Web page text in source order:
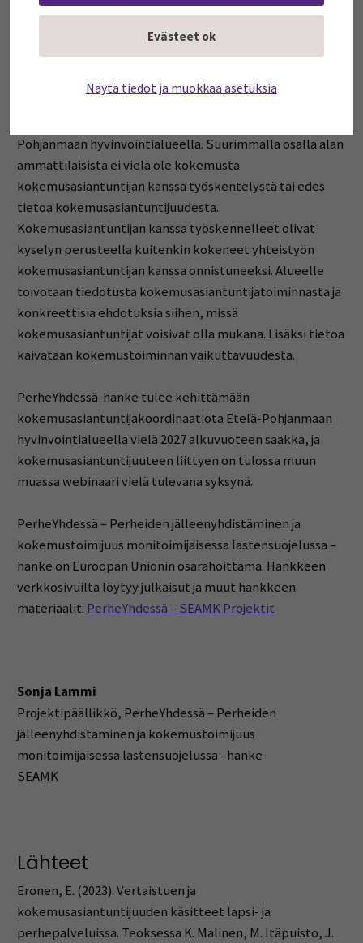
Evästeet ok
Näytä tiedot ja muokkaa asetuksia
Hankkeessa vuonna 2024 teetetyn, lastensuojelun
ammattilaisille, kokemusasiantuntijoille ja asiakkaille
suunnatun kyselyn perusteella
Pohjanmaan hyvinvointialueella. Suurimmalla osalla alan
ammattilaisista ei vielä ole kokemusta
kokemusasiantuntijan kanssa työskentelystä tai edes
tietoa kokemusasiantuntijuudesta.
Kokemusasiantuntijan kanssa työskennelleet olivat
kyselyn perusteella kuitenkin kokeneet yhteistyön
kokemusasiantuntijan kanssa onnistuneeksi. Alueelle
toivotaan tiedotusta kokemusasiantuntijatoiminnasta ja
konkreettisia ehdotuksia siihen, missä
kokemusasiantuntijat voisivat olla mukana. Lisäksi tietoa
kaivataan kokemustoiminnan vaikuttavuudesta.
PerheYhdessä-hanke tulee kehittämään
kokemusasiantuntijakoordinaatiota Etelä-Pohjanmaan
hyvinvointialueella vielä 2027 alkuvuoteen saakka, ja
kokemusasiantuntijuuteen liittyen on tulossa muun
muassa webinaari vielä tulevana syksynä.
PerheYhdessä – Perheiden jälleenyhdistäminen ja
kokemustoimijuus monitoimijaisessa lastensuojelussa –
hanke on Euroopan Unionin osarahoittama. Hankkeen
verkkosivuilta löytyy julkaisut ja muut hankkeen
materiaalit: PerheYhdessä – SEAMK Projektit
Sonja Lammi
Projektipäällikkö, PerheYhdessä – Perheiden
jälleenyhdistäminen ja kokemustoimijuus
monitoimijaisessa lastensuojelussa –hanke
SEAMK
Lähteet
Eronen, E. (2023). Vertaistuen ja
kokemusasiantuntijuuden käsitteet lapsi- ja
perhepalveluissa. Teoksessa K. Malinen, M. Itäpuisto, J.